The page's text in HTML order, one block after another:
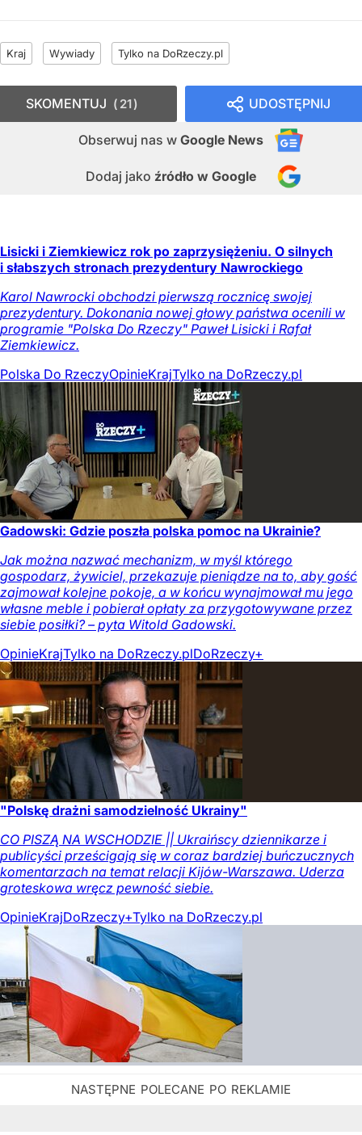
Kraj Wywiady Tylko na DoRzeczy.pl
UDOSTĘPNIJ
Obserwuj nas w Google News
Dodaj jako źródło w Google
SKOMENTUJ 21
Lisicki i Ziemkiewicz rok po zaprzysiężeniu. O silnych
i słabszych stronach prezydentury Nawrockiego
Karol Nawrocki obchodzi pierwszą rocznicę swojej
prezydentury. Dokonania nowej głowy państwa ocenili w
programie "Polska Do Rzeczy" Paweł Lisicki i Rafał
Ziemkiewicz.
Polska Do RzeczyOpinieKrajTylko na DoRzeczy.pl
Gadowski: Gdzie poszła polska pomoc na Ukrainie?
Jak można nazwać mechanizm, w myśl którego
gospodarz, żywiciel, przekazuje pieniądze na to, aby gość
zajmował kolejne pokoje, a w końcu wynajmował mu jego
własne meble i pobierał opłaty za przygotowywane przez
siebie posiłki? – pyta Witold Gadowski.
OpinieKrajTylko na DoRzeczy.plDoRzeczy+
"Polskę drażni samodzielność Ukrainy"
CO PISZĄ NA WSCHODZIE || Ukraińscy dziennikarze i
publicyści prześcigają się w coraz bardziej buńczucznych
komentarzach na temat relacji Kijów-Warszawa. Uderza
groteskowa wręcz pewność siebie.
OpinieKrajDoRzeczy+Tylko na DoRzeczy.pl